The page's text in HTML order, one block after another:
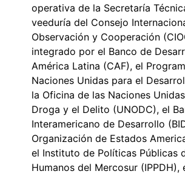
operativa de la Secretaría
veeduría del Consejo
Observación y Cooperación
integrado por el Banco de
América Latina (CAF), el
Naciones Unidas para el
la Oficina de las Naciones
Droga y el Delito (UNODC), el
Interamericano de Desarrollo
Organización de Estados
el Instituto de Políticas Públicas
Humanos del Mercosur (IPPDH),